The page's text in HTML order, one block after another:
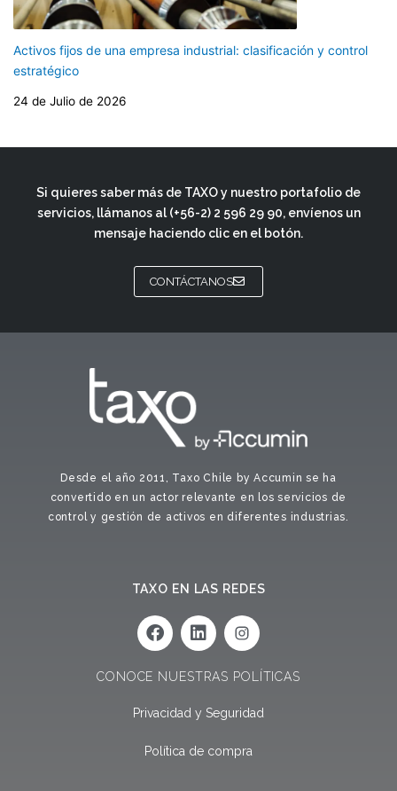
Activos fijos de una empresa industrial: clasificación y control
estratégico
24 de Julio de 2026
Si quieres saber más de TAXO y nuestro portafolio de
servicios, llámanos al (+56-2) 2 596 29 90, envíenos un
mensaje haciendo clic en el botón.
CONTÁCTANOS
Desde el año 2011, Taxo Chile by Accumin se ha
convertido en un actor relevante en los servicios de
control y gestión de activos en diferentes industrias.
TAXO EN LAS REDES
F
a
e
o
k
L
i
k
d
n
CONOCE NUESTRAS POLÍTICAS
Privacidad y Seguridad
Política de compra